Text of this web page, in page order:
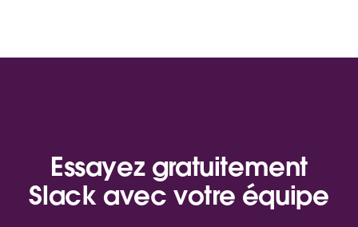
Essayez gratuitement
Slack avec votre équipe